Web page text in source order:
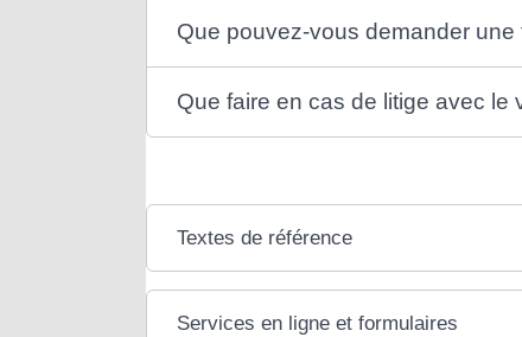
Que pouvez-vous demander
Que faire en cas de litige avec le
Textes de référence
Services en ligne et formulaires